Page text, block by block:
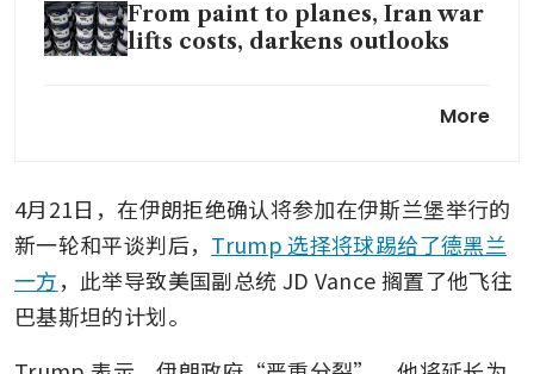
From paint to planes, Iran war
lifts costs, darkens outlooks
Singapore’s refineries as they
Iran seizes ships in strait after
Trump halts attacks
More
4月21日，在伊朗拒绝确认将参加在伊斯兰堡举行的
新一轮和平谈判后， Trump 选择将球踢给了德黑兰
一方，此举导致美国副总统 JD Vance 搁置了他飞往
巴基斯坦的计划。